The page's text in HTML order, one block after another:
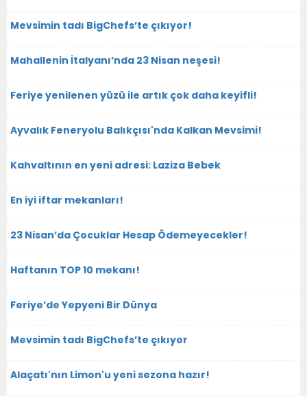
Mevsimin tadı BigChefs’te çıkıyor!
Mahallenin İtalyanı’nda 23 Nisan neşesi!
Feriye yenilenen yüzü ile artık çok daha keyifli!
Ayvalık Feneryolu Balıkçısı'nda Kalkan Mevsimi!
Kahvaltının en yeni adresi: Laziza Bebek
En iyi iftar mekanları!
23 Nisan’da Çocuklar Hesap Ödemeyecekler!
Haftanın TOP 10 mekanı!
Feriye’de Yepyeni Bir Dünya
Mevsimin tadı BigChefs’te çıkıyor
Alaçatı'nın Limon'u yeni sezona hazır!